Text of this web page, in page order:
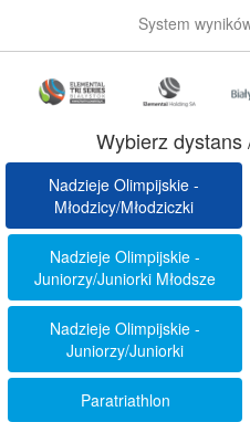
System
Wybierz dystans
Nadzieje Olimpijskie -
Młodzicy/Młodziczki
Nadzieje Olimpijskie -
Juniorzy/Juniorki Młodsze
Nadzieje Olimpijskie -
Juniorzy/Juniorki
Paratriathlon